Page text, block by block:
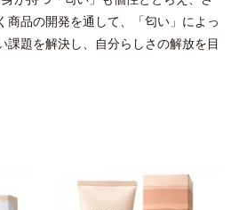
品の開発を通して、
「匂い」によっ
課題を解決し、自分らしさの解放を目